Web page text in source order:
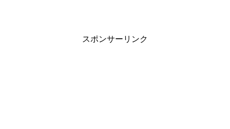
スポンサーリンク